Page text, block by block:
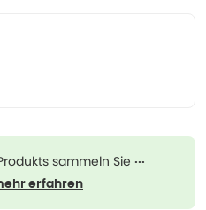
sammeln Sie ···
erfahren